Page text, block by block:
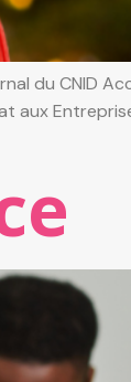
du CNID
aux